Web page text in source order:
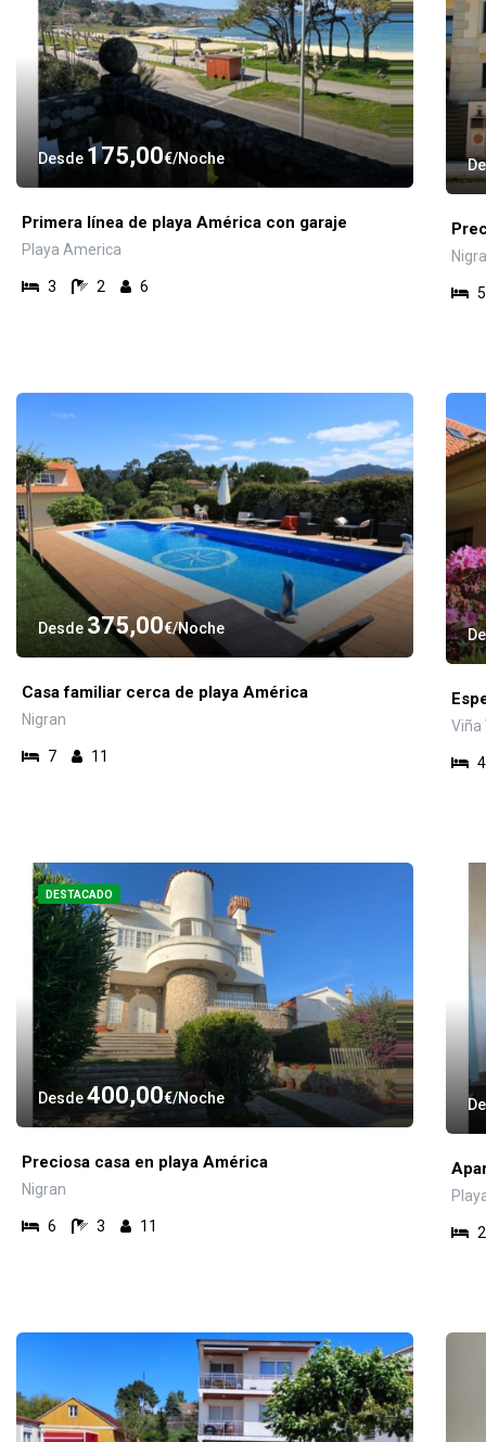
Desde 175,00€ Noche
Primera línea de playa América con garaje
Playa America
3 2 6 5
Desde375,00€ Noche
Casa familiar cerca de playa América
Nigran
7 11
Viña
4
DESTACADO
Desde400,00€ Noche
Preciosa casa en playa América
Nigran
6 3 11 2